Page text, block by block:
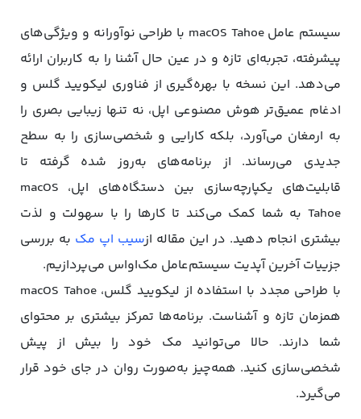
سیستم عامل macOS Tahoe با طراحی نوآورانه و ویژگی‌های
پیشرفته، تجربه‌ای تازه و در عین حال آشنا را به کاربران ارائه
می‌دهد. این نسخه با بهره‌گیری از فناوری لیکویید گلس و
ادغام عمیق‌تر هوش مصنوعی اپل، نه تنها زیبایی بصری را
به ارمغان می‌آورد، بلکه کارایی و شخصی‌سازی را به سطح
جدیدی می‌رساند. از برنامه‌های به‌روز شده گرفته تا
قابلیت‌های یکپارچه‌سازی بین دستگاه‌های اپل، macOS
Tahoe به شما کمک می‌کند تا کارها را با سهولت و لذت
بیشتری انجام دهید. در این مقاله ازسیب اپ مک به بررسی
جزییات آخرین آپدیت سیستم‌عامل مک‌اواس می‌پردازیم.
با طراحی مجدد با استفاده از لیکویید گلس، macOS Tahoe
همزمان تازه و آشناست. برنامه‌ها تمرکز بیشتری بر محتوای
شما دارند. حالا می‌توانید مک خود را بیش از پیش
شخصی‌سازی کنید. همه‌چیز به‌صورت روان در جای خود قرار
می‌گیرد.